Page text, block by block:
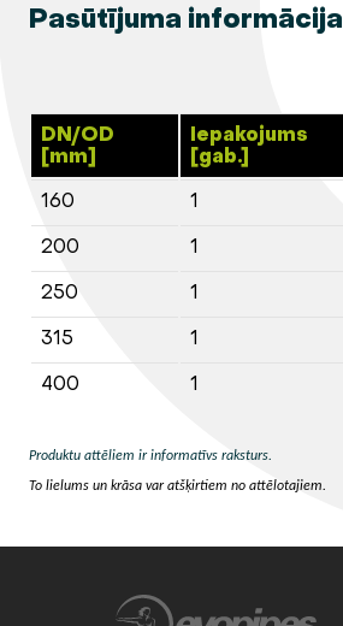
Pasūtījuma informācija
DN/OD
[mm]
Iepakojums
[gab.]
160 1
200
1
250
1
315
1
400
1
Produktu attēliem ir informatīvs raksturs.
To lielums un krāsa var atšķirtiem no attēlotajiem.